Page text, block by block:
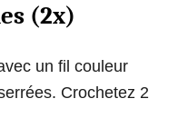
(2x)
un fil couleur
Crochetez 2